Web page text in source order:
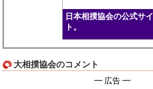
日本相撲協会の公式サイ
ト。
大相撲協会のコメント
━ 広告 ━